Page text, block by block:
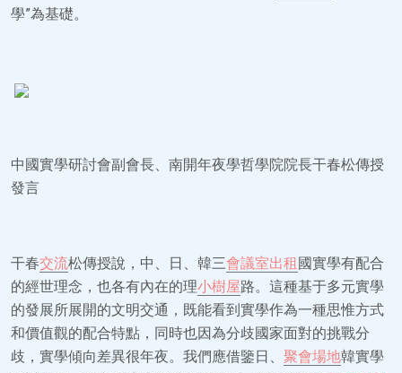
學”為基礎。
中國實學研討會副會長、南開年夜學哲學院院長干春松傳授
發言
干春交流松傳授說，中、日、韓三會議室出租國實學有配合
的經世理念，也各有內在的理小樹屋路。這種基于多元實學
的發展所展開的文明交通，既能看到實學作為一種思惟方式
和價值觀的配合特點，同時也因為分歧國家面對的挑戰分
歧，實學傾向差異很年夜。我們應借鑒日、 聚會場地韓實學